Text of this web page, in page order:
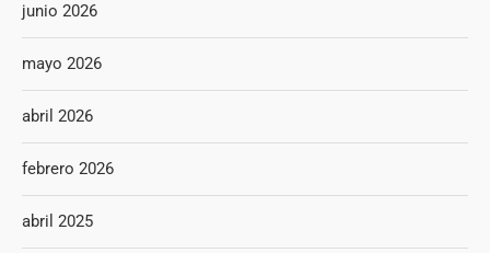
junio 2026
mayo 2026
abril 2026
febrero 2026
abril 2025